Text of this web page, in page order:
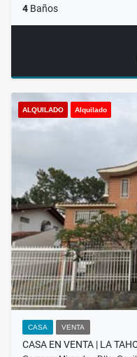
4 Baños
ALQUILADO Alquilado
CASA VENTA
CASA EN VENTA | LA